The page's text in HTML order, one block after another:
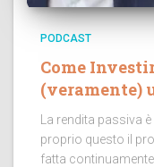
PODCAST
Come
(veramente)
La rendita passiva
proprio questo il
fatta